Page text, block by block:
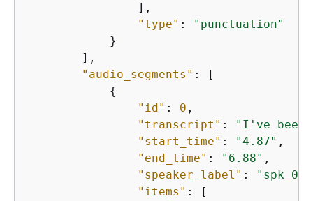
                ],
"type" :
"punctuation"
            }
        ],
"audio_segments" : [
{
"id" : 0 ,
"transcript" :
"I've been
"start_time" : "4.87" ,
"end_time" : "6.88" ,
"speaker_label" : "spk_0"
"items" : [